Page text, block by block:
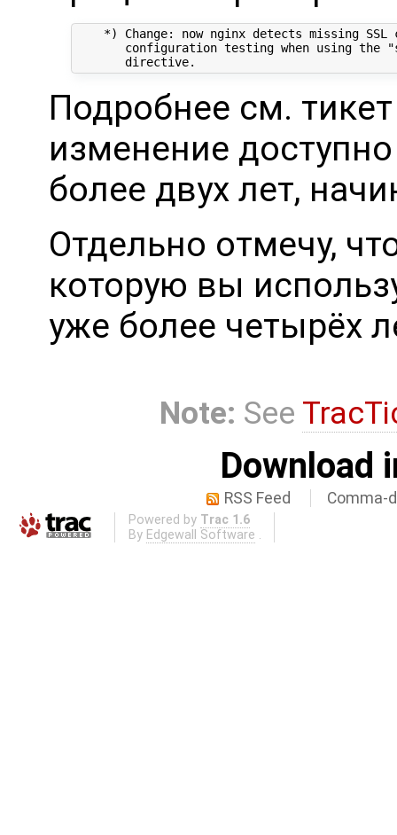
*) Change: now nginx detects missing SSL
configuration testing when using the
Подробнее см.
изменение
более двух лет,
Отдельно отмечу,
которую вы
уже более четырёх
Note: See
Download
RSS Feed Comma-
Powered by Trac 1.6
By Edgewall Software .